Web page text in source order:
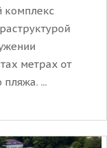
комплекс
метрах от
...